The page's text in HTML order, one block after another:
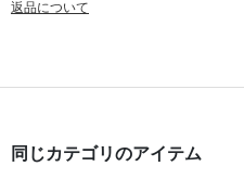
返品について
同じカテゴリのアイテム